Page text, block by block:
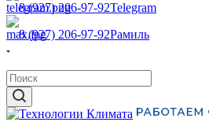
8 (927) 206-97-92Telegram
8 (927) 206-97-92Рамиль